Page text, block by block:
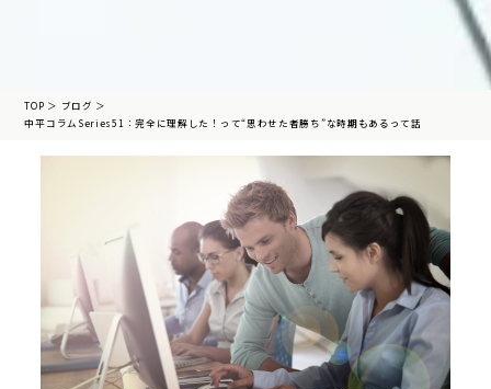
TOP ＞ ブログ ＞
中平コラムSeries51：完全に理解した！って“思わせた者勝ち”な時期もあるって話